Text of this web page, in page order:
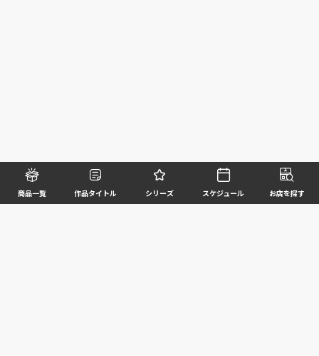
商品一覧 作品タイトル シリーズ スケジュール お店を探す